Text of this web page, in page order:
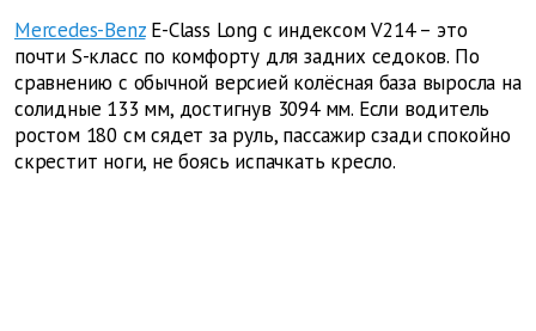
Mercedes-BenzE-Class Long с индексом V214 – это
почти S-класс по комфорту для задних седоков. По
сравнению с обычной версией колёсная база выросла на
солидные 133 мм, достигнув 3094 мм. Если водитель
ростом 180 см сядет за руль, пассажир сзади спокойно
скрестит ноги, не боясь испачкать кресло.